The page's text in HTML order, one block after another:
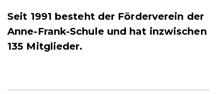
Seit 1991 besteht der Förderverein der
Anne-Frank-Schule und hat inzwischen
135 Mitglieder.